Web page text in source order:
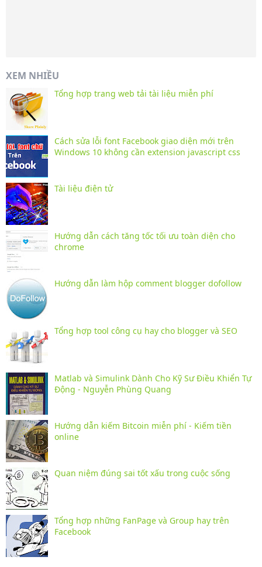
XEM NHIỀU
Tổng hợp trang web tải tài liệu miễn phí
Cách sửa lỗi font Facebook giao diện mới trên
Windows 10 không cần extension javascript css
Tài liệu điện tử
Hướng dẫn cách tăng tốc tối ưu toàn diện cho
chrome
Hướng dẫn làm hộp comment blogger dofollow
Tổng hợp tool công cụ hay cho blogger và SEO
Matlab và Simulink Dành Cho Kỹ Sư Điều Khiển Tự
Động - Nguyễn Phùng Quang
Hướng dẫn kiếm Bitcoin miễn phí - Kiếm tiền
online
Quan niệm đúng sai tốt xấu trong cuộc sống
Tổng hợp những FanPage và Group hay trên
Facebook